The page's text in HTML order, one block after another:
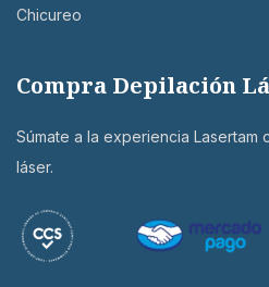
Chicureo
Compra Depilación
Súmate a la experiencia
láser.